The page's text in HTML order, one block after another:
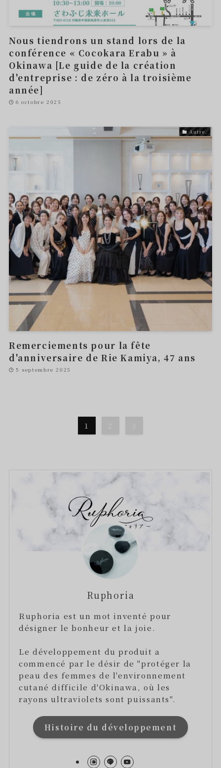
Nous tiendrons un stand lors de la
conférence « Cocokara Erabu » à
Okinawa [Le guide de la création
d'entreprise : de zéro à la troisième
année]
6 octobre 2025
Autre.
Remerciements pour la fête
d'anniversaire de Rie Kamiya, 47 ans
5 septembre 2025
1 2 3
Ruphoria
Ruphoria est un mot inventé pour
désigner le bonheur et la joie.
Le développement du produit a
commencé par le désir de "protéger la
peau des femmes de l'environnement
cutané difficile d'Okinawa, où les
rayons ultraviolets sont puissants".
Histoire du développement